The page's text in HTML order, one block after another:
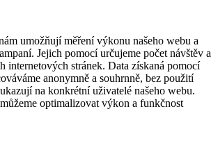
umožňují měření výkonu našeho webu a
Jejich pomocí určujeme počet návštěv a
internetových stránek. Data získaná pomocí
anonymně a souhrnně, bez použití
na konkrétní uživatelé našeho webu.
optimalizovat výkon a funkčnost